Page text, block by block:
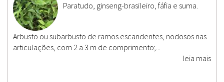
Paratudo, ginseng-brasileiro, fáfia e suma.
Arbusto ou subarbusto de ramos escandentes, nodosos nas
articulações, com 2 a 3 m de comprimento;...
leia mais